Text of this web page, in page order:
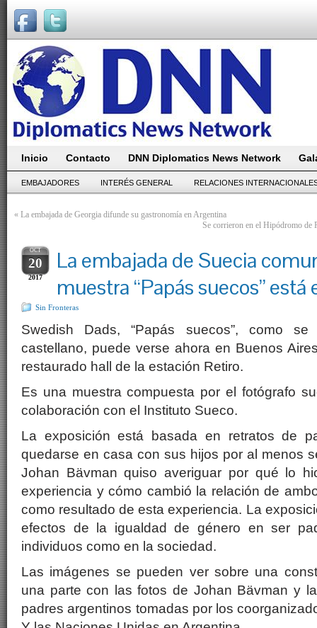
Inicio Contacto DNN Diplomatics News Network
EMBAJADORES INTERÉS GENERAL RELACIONES
« La embajada de Georgia difunde su gastronomía en Argentina
Se corrieron en el Hipódromo de
OCT
20
2017
La embajada de Suecia
muestra “Papás suecos”
Sin Fronteras
Swedish Dads, “Papás suecos”, como
castellano, puede verse ahora en Buenos
restaurado hall de la estación Retiro.
Es una muestra compuesta por el fotógrafo
colaboración con el Instituto Sueco.
La exposición está basada en retratos de
quedarse en casa con sus hijos por al menos
Johan Bävman quiso averiguar por qué lo
experiencia y cómo cambió la relación de
como resultado de esta experiencia. La
efectos de la igualdad de género en ser
individuos como en la sociedad.
Las imágenes se pueden ver sobre una
una parte con las fotos de Johan Bävman y
padres argentinos tomadas por los